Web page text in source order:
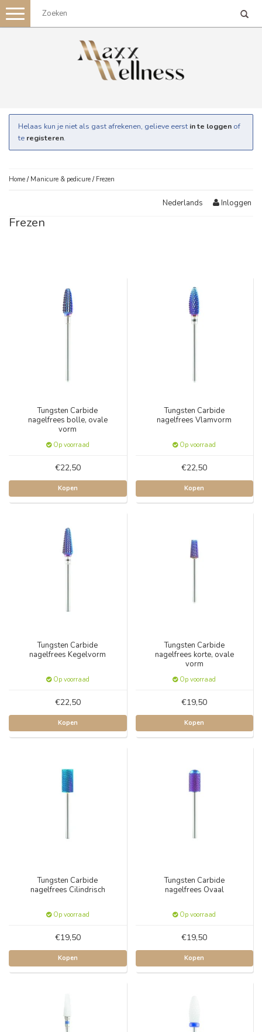
Toggle
navigation
Helaas kun je niet als gast afrekenen, gelieve eerst in te loggen of
te registeren.
Home / Manicure & pedicure / Frezen
Nederlands Inloggen
Frezen
Tungsten Carbide
nagelfrees bolle, ovale
vorm
Op voorraad
€22,50
Kopen
Tungsten Carbide
nagelfrees Vlamvorm
Op voorraad
€22,50
Kopen
Tungsten Carbide
nagelfrees Kegelvorm
Op voorraad
€22,50
Kopen
Tungsten Carbide
nagelfrees korte, ovale
vorm
Op voorraad
€19,50
Kopen
Tungsten Carbide
nagelfrees Cilindrisch
Op voorraad
€19,50
Kopen
Tungsten Carbide
nagelfrees Ovaal
Op voorraad
€19,50
Kopen